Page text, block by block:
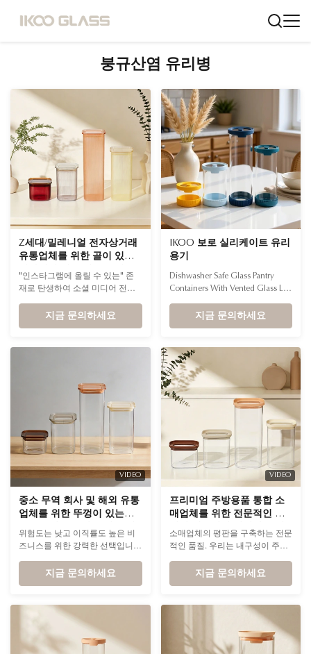
붕규산염 유리병
Z세대/밀레니얼 전자상거래
유통업체를 위한 골이 있는
기 세트
"인스타그램에 올릴 수 있는" 존
재로 탄생하여 소셜 미디어 전반
냅니다. 심미성이 생명인 시대, 독
특한 기하학적 아름다움이 돋보이
지금 문의하세요
IKOO 보로 실리케이트 유리
용기
Dishwasher Safe Glass Pantry
Containers With Vented Glass Lid
Attributes Attribute Value Capacity
450ml, 1000ml, 1500ml,
glass + Silicone-framed glass lid
Heat Resistance -40℃-560℃
Custom Logo / Colors Available
on request Dishwasher Safe ...
지금 문의하세요
VIDEO
중소 무역 회사 및 해외 유통
업체를 위한 뚜껑이 있는
BPA 프리 붕규산 유리 용기
위험도는 낮고 이직률도 높은 비
즈니스를 위한 강력한 선택입니
고 진출하려는 거래자들을 위해
이 제품은 품질과 신뢰성의 완벽
지금 문의하세요
VIDEO
프리미엄 주방용품 통합 소
매업체를 위한 전문적인 품
질의 내구성이 뛰어난 유리
식품 용기
소매업체의 평판을 구축하는 전문
적인 품질. 우리는 내구성이 주방
알고 있습니다. 프리미엄 고붕규
산 유리와 충격 방지 강화 뚜껑으
지금 문의하세요